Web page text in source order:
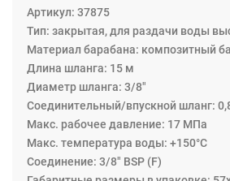
делают работу плавной и требуют
вытягивания и сматывания шланга.
крепиться на разные поверхности: на
пол. Катушка оснащена пружинным
автоматического сматывания
механизмом фиксации. Вытягивая
обороте можно зафиксировать его в
храповика (Шланг можно размотать
зафиксировать с помощью
Дальнейшее вытягивание шланга
Артикул: 37875
Тип: закрытая, для раздачи воды
Материал барабана: композитный
Длина шланга: 15 м
Диаметр шланга: 3/8"
Соединительный/впускной шланг:
Maкс. рабочее давление: 17 МПа
Макс. температура воды: +150°С
Соединение: 3/8" BSP (F)